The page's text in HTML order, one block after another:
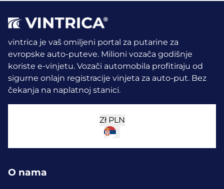
vintrica je vaš omiljeni portal za putarine za
evropske auto-puteve. Milioni vozača godišnje
koriste e-vinjetu. Vozači automobila profitiraju od
sigurne onlajn registracije vinjeta za auto-put. Bez
čekanja na naplatnoj stanici.
Zł PLN
O nama